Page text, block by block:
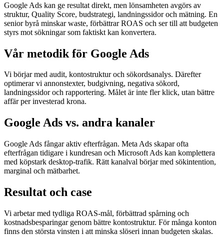
Google Ads kan ge resultat direkt, men lönsamheten avgörs av
struktur, Quality Score, budstrategi, landningssidor och mätning. En
senior byrå minskar waste, förbättrar ROAS och ser till att budgeten
styrs mot sökningar som faktiskt kan konvertera.
Vår metodik för Google Ads
Vi börjar med audit, kontostruktur och sökordsanalys. Därefter
optimerar vi annonstexter, budgivning, negativa sökord,
landningssidor och rapportering. Målet är inte fler klick, utan bättre
affär per investerad krona.
Google Ads vs. andra kanaler
Google Ads fångar aktiv efterfrågan. Meta Ads skapar ofta
efterfrågan tidigare i kundresan och Microsoft Ads kan komplettera
med köpstark desktop-trafik. Rätt kanalval börjar med sökintention,
marginal och mätbarhet.
Resultat och case
Vi arbetar med tydliga ROAS-mål, förbättrad spårning och
kostnadsbesparingar genom bättre kontostruktur. För många konton
finns den största vinsten i att minska slöseri innan budgeten skalas.